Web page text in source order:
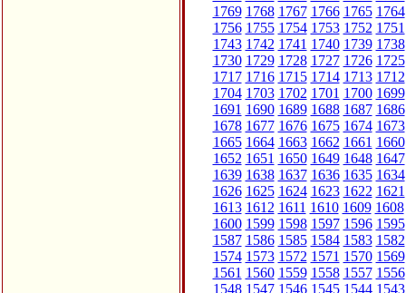
1769 1768 1767 1766 1765 1764
1756 1755 1754 1753 1752 1751
1743 1742 1741 1740 1739 1738
1730 1729 1728 1727 1726 1725
1717 1716 1715 1714 1713 1712
1704 1703 1702 1701 1700 1699
1691 1690 1689 1688 1687 1686
1678 1677 1676 1675 1674 1673
1665 1664 1663 1662 1661 1660
1652 1651 1650 1649 1648 1647
1639 1638 1637 1636 1635 1634
1626 1625 1624 1623 1622 1621
1613 1612 1611 1610 1609 1608
1600 1599 1598 1597 1596 1595
1587 1586 1585 1584 1583 1582
1574 1573 1572 1571 1570 1569
1561 1560 1559 1558 1557 1556
1548 1547 1546 1545 1544 1543